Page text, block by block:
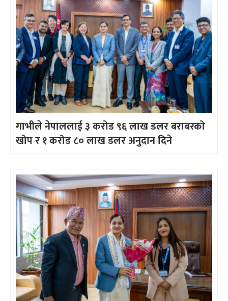
गाभीले नेपाललाई ३ करोड ९६ लाख डलर बराबरको
खोप र १ करोड ८० लाख डलर अनुदान दिने